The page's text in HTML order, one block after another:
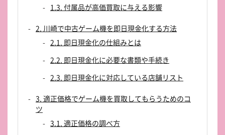
1.3. 付属品が高価買取に与える影響
2. 川崎で中古ゲーム機を即日現金化する方法
2.1. 即日現金化の仕組みとは
2.2. 即日現金化に必要な書類や手続き
2.3. 即日現金化に対応している店舗リスト
3. 適正価格でゲーム機を買取してもらうためのコ
ツ
3.1. 適正価格の調べ方